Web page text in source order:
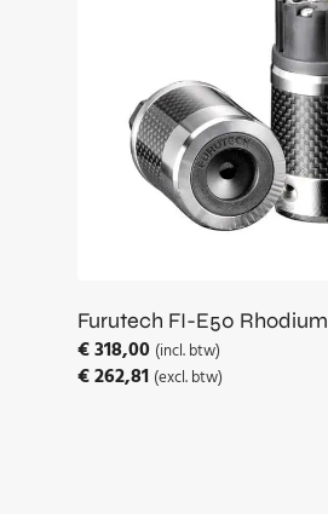
Furutech FI-E50 Rhodium
€318,00 (incl. btw)
€262,81 (excl. btw)